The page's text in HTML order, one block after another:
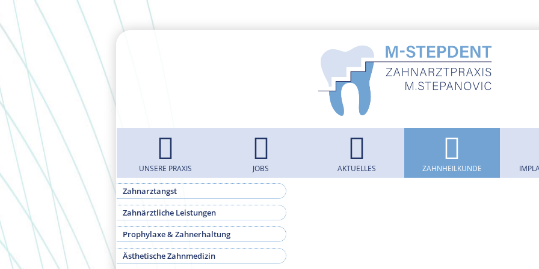
UNSERE PRAXIS JOBS AKTUELLES ZAHNHEILKUNDE
Zahnarztangst
Zahnärztliche Leistungen
Prophylaxe & Zahnerhaltung
Ästhetische Zahnmedizin